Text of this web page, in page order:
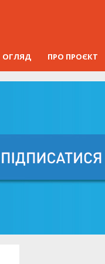
ОГЛЯД ПРО ПРОЄКТ